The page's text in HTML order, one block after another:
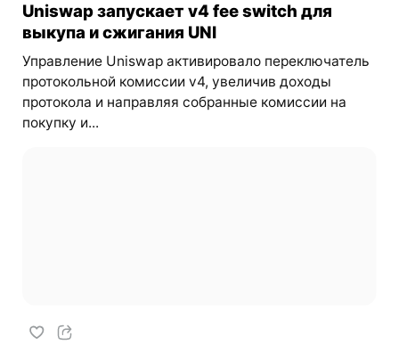
Uniswap запускает v4 fee switch для
выкупа и сжигания UNI
Управление Uniswap активировало переключатель
протокольной комиссии v4, увеличив доходы
протокола и направляя собранные комиссии на
покупку и...